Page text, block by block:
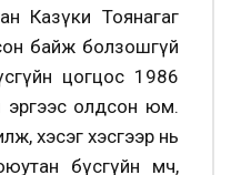
Казүки Тоянагаг
байж болзошгүй
цогцос 1986
эргээс олдсон юм.
хэсэг хэсгээр нь
бүсгүйн мөч,